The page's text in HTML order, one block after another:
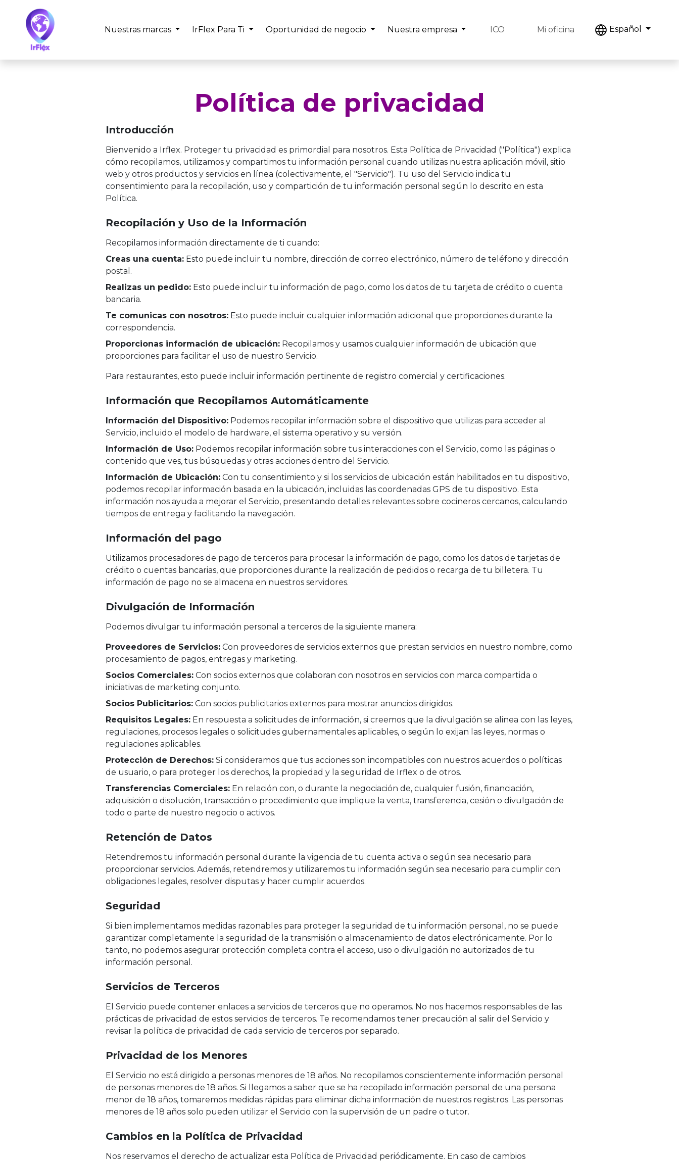
Nuestras marcas IrFlex Para Ti Oportunidad de negocio Nuestra empresa ICO Mi oficina Español
Política de privacidad
Introducción
Bienvenido a Irflex. Proteger tu privacidad es primordial para nosotros. Esta Política de Privacidad ("Política") explica
cómo recopilamos, utilizamos y compartimos tu información personal cuando utilizas nuestra aplicación móvil, sitio
web y otros productos y servicios en línea (colectivamente, el "Servicio"). Tu uso del Servicio indica tu
consentimiento para la recopilación, uso y compartición de tu información personal según lo descrito en esta
Política.
Recopilación y Uso de la Información
Recopilamos información directamente de ti cuando:
Creas una cuenta: Esto puede incluir tu nombre, dirección de correo electrónico, número de teléfono y dirección
postal.
Realizas un pedido: Esto puede incluir tu información de pago, como los datos de tu tarjeta de crédito o cuenta
bancaria.
Te comunicas con nosotros: Esto puede incluir cualquier información adicional que proporciones durante la
correspondencia.
Proporcionas información de ubicación: Recopilamos y usamos cualquier información de ubicación que
proporciones para facilitar el uso de nuestro Servicio.
Para restaurantes, esto puede incluir información pertinente de registro comercial y certificaciones.
Información que Recopilamos Automáticamente
Información del Dispositivo: Podemos recopilar información sobre el dispositivo que utilizas para acceder al
Servicio, incluido el modelo de hardware, el sistema operativo y su versión.
Información de Uso: Podemos recopilar información sobre tus interacciones con el Servicio, como las páginas o
contenido que ves, tus búsquedas y otras acciones dentro del Servicio.
Información de Ubicación: Con tu consentimiento y si los servicios de ubicación están habilitados en tu dispositivo,
podemos recopilar información basada en la ubicación, incluidas las coordenadas GPS de tu dispositivo. Esta
información nos ayuda a mejorar el Servicio, presentando detalles relevantes sobre cocineros cercanos, calculando
tiempos de entrega y facilitando la navegación.
Información del pago
Utilizamos procesadores de pago de terceros para procesar la información de pago, como los datos de tarjetas de
crédito o cuentas bancarias, que proporciones durante la realización de pedidos o recarga de tu billetera. Tu
información de pago no se almacena en nuestros servidores.
Divulgación de Información
Podemos divulgar tu información personal a terceros de la siguiente manera:
Proveedores de Servicios: Con proveedores de servicios externos que prestan servicios en nuestro nombre, como
procesamiento de pagos, entregas y marketing.
Socios Comerciales: Con socios externos que colaboran con nosotros en servicios con marca compartida o
iniciativas de marketing conjunto.
Socios Publicitarios: Con socios publicitarios externos para mostrar anuncios dirigidos.
Requisitos Legales: En respuesta a solicitudes de información, si creemos que la divulgación se alinea con las leyes,
regulaciones, procesos legales o solicitudes gubernamentales aplicables, o según lo exijan las leyes, normas o
regulaciones aplicables.
Protección de Derechos: Si consideramos que tus acciones son incompatibles con nuestros acuerdos o políticas
de usuario, o para proteger los derechos, la propiedad y la seguridad de Irflex o de otros.
Transferencias Comerciales: En relación con, o durante la negociación de, cualquier fusión, financiación,
adquisición o disolución, transacción o procedimiento que implique la venta, transferencia, cesión o divulgación de
todo o parte de nuestro negocio o activos.
Retención de Datos
Retendremos tu información personal durante la vigencia de tu cuenta activa o según sea necesario para
proporcionar servicios. Además, retendremos y utilizaremos tu información según sea necesario para cumplir con
obligaciones legales, resolver disputas y hacer cumplir acuerdos.
Seguridad
Si bien implementamos medidas razonables para proteger la seguridad de tu información personal, no se puede
garantizar completamente la seguridad de la transmisión o almacenamiento de datos electrónicamente. Por lo
tanto, no podemos asegurar protección completa contra el acceso, uso o divulgación no autorizados de tu
información personal.
Servicios de Terceros
El Servicio puede contener enlaces a servicios de terceros que no operamos. No nos hacemos responsables de las
prácticas de privacidad de estos servicios de terceros. Te recomendamos tener precaución al salir del Servicio y
revisar la política de privacidad de cada servicio de terceros por separado.
Privacidad de los Menores
El Servicio no está dirigido a personas menores de 18 años. No recopilamos conscientemente información personal
de personas menores de 18 años. Si llegamos a saber que se ha recopilado información personal de una persona
menor de 18 años, tomaremos medidas rápidas para eliminar dicha información de nuestros registros. Las personas
menores de 18 años solo pueden utilizar el Servicio con la supervisión de un padre o tutor.
Cambios en la Política de Privacidad
Nos reservamos el derecho de actualizar esta Política de Privacidad periódicamente. En caso de cambios